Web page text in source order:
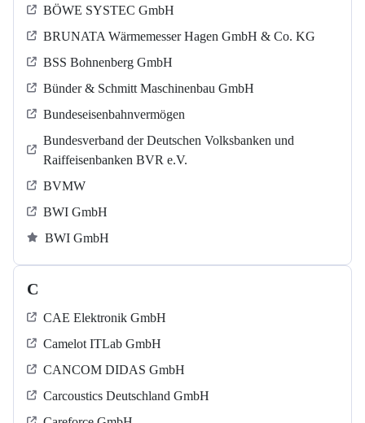
BÖWE SYSTEC GmbH
BRUNATA Wärmemesser Hagen GmbH & Co. KG
BSS Bohnenberg GmbH
Bünder & Schmitt Maschinenbau GmbH
Bundeseisenbahnvermögen
Bundesverband der Deutschen Volksbanken und
Raiffeisenbanken BVR e.V.
BVMW
BWI GmbH
BWI GmbH
C
CAE Elektronik GmbH
Camelot ITLab GmbH
CANCOM DIDAS GmbH
Carcoustics Deutschland GmbH